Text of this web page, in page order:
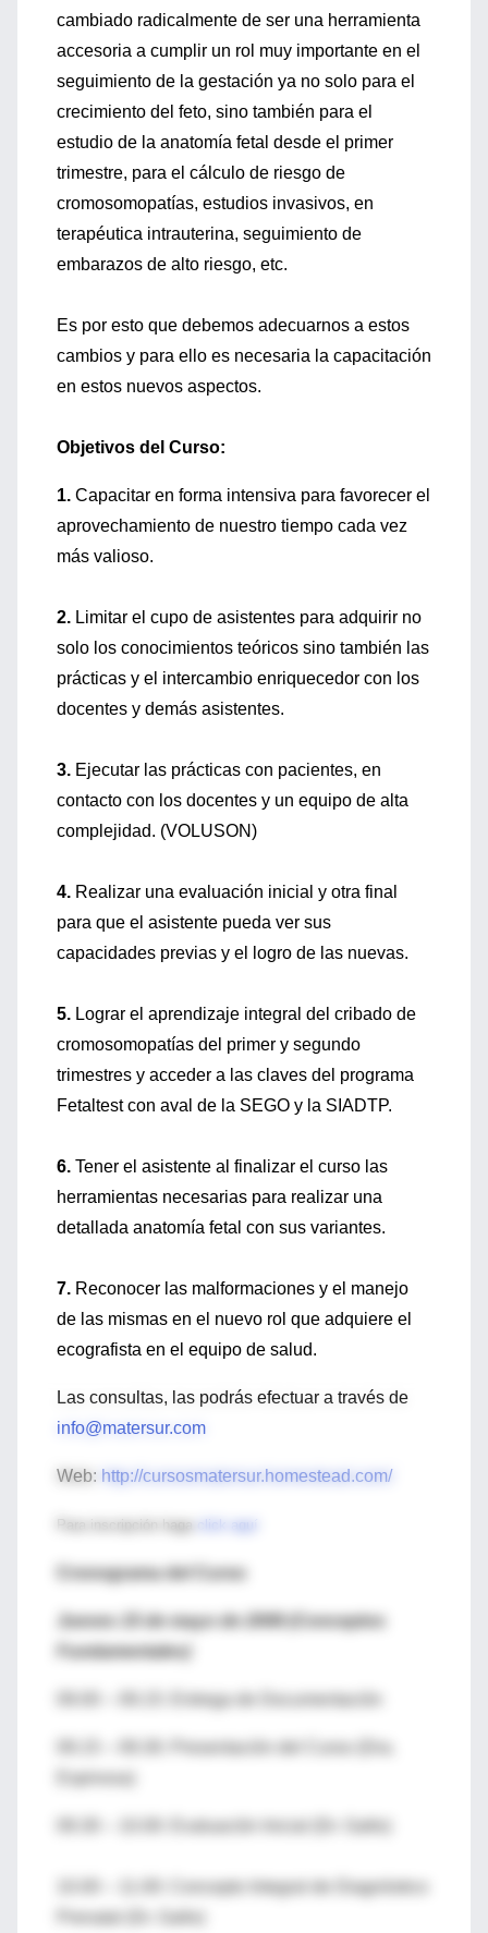
cambiado radicalmente de ser una herramienta
accesoria a cumplir un rol muy importante en el
seguimiento de la gestación ya no solo para el
crecimiento del feto, sino también para el
estudio de la anatomía fetal desde el primer
trimestre, para el cálculo de riesgo de
cromosomopatías, estudios invasivos, en
terapéutica intrauterina, seguimiento de
embarazos de alto riesgo, etc.
Es por esto que debemos adecuarnos a estos
cambios y para ello es necesaria la capacitación
en estos nuevos aspectos.
Objetivos del Curso:
1. Capacitar en forma intensiva para favorecer el
aprovechamiento de nuestro tiempo cada vez
más valioso.
2. Limitar el cupo de asistentes para adquirir no
solo los conocimientos teóricos sino también las
prácticas y el intercambio enriquecedor con los
docentes y demás asistentes.
3. Ejecutar las prácticas con pacientes, en
contacto con los docentes y un equipo de alta
complejidad. (VOLUSON)
4. Realizar una evaluación inicial y otra final
para que el asistente pueda ver sus
capacidades previas y el logro de las nuevas.
5. Lograr el aprendizaje integral del cribado de
cromosomopatías del primer y segundo
trimestres y acceder a las claves del programa
Fetaltest con aval de la SEGO y la SIADTP.
6. Tener el asistente al finalizar el curso las
herramientas necesarias para realizar una
detallada anatomía fetal con sus variantes.
7. Reconocer las malformaciones y el manejo
de las mismas en el nuevo rol que adquiere el
ecografista en el equipo de salud.
Las consultas, las podrás efectuar a través de
info@matersur.com
Web: http://cursosmatersur.homestead.com/
Para inscripción haga click aquí
Cronograma del Curso
Jueves 15 de mayo de 2008 (Conceptos
Fundamentales)
09.00 – 09.15: Entrega de Documentación
10.00 – 11.00: Concepto Integral de Diagnóstico